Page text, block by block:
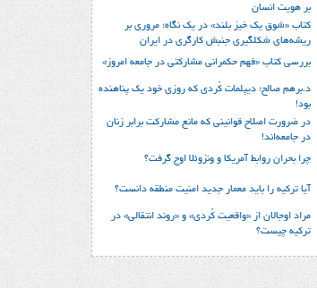
بر هویت انسان
کتاب «شوق یک خیز بلند» در یک نگاه؛ مروری بر
ریشه‌های شکل‎گیری جنبش کارگری در ایران
بررسی کتاب «فهم حکمرانی مشارکتی در جامعه امروز»
د.برهم صالح؛ دیپلمات کُردی که روزی خود یک پناهنده
بود!
در ضرورت اصلاح قوانینی که مانع مشارکت برابر زنان
در جامعه‌اند!
چرا بحران روابط آمریکا و ونزوئلا اوج گرفت؟
آیا ترکیه را باید معمار جدید امنیت منطقه دانست؟
مراد اوجالان از «واقعیت کُردی» و «روند انتقالی» در
ترکیه چیست؟